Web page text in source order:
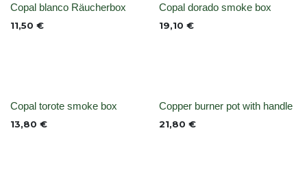
Nicht vorrättig
Copal blanco Räucherbox
11,50 € Nicht vorrättig
Copal dorado smoke box
19,10 €
Nicht vorrättig
Copal torote smoke box
13,80 € None
Copper burner pot with handle
21,80 €